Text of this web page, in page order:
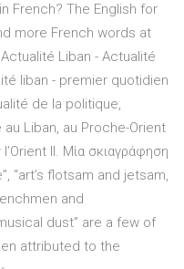
French? The English for
more French words at
Liban - Actualité
liban - premier quotidien
de la politique,
Liban, au Proche-Orient
IΙ. Μία σκιαγράφηση
“art’s flotsam and jetsam,
and
dust” are a few of
attributed to the